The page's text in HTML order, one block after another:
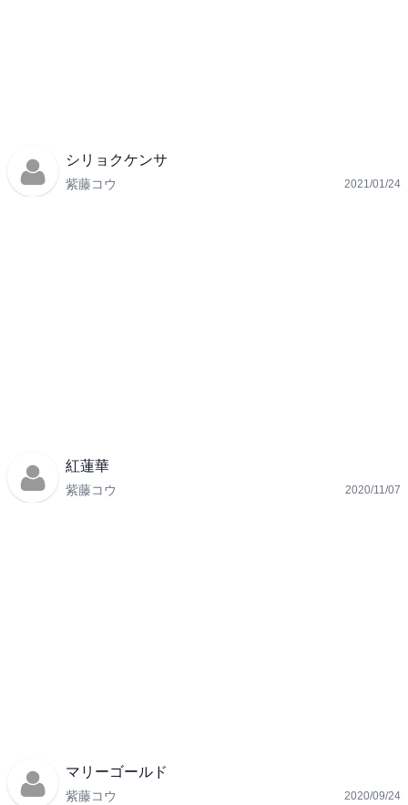
シリョクケンサ
紫藤コウ 2021/01/24
紅蓮華
紫藤コウ 2020/11/07
マリーゴールド
紫藤コウ 2020/09/24